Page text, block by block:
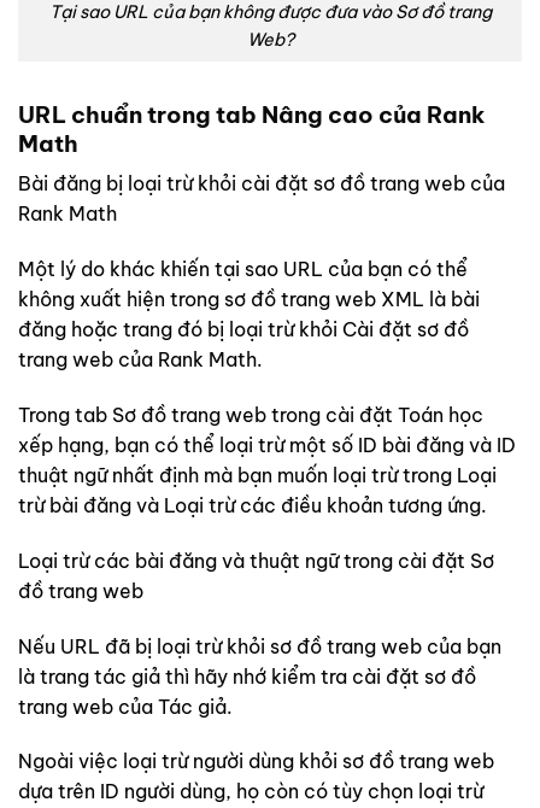
Tại sao URL của bạn không được đưa vào Sơ đồ trang
Web?
URL chuẩn trong tab Nâng cao của Rank
Math
Bài đăng bị loại trừ khỏi cài đặt sơ đồ trang web của
Rank Math
Một lý do khác khiến tại sao URL của bạn có thể
không xuất hiện trong sơ đồ trang web XML là bài
đăng hoặc trang đó bị loại trừ khỏi Cài đặt sơ đồ
trang web của Rank Math.
Trong tab Sơ đồ trang web trong cài đặt Toán học
xếp hạng, bạn có thể loại trừ một số ID bài đăng và ID
thuật ngữ nhất định mà bạn muốn loại trừ trong Loại
trừ bài đăng và Loại trừ các điều khoản tương ứng.
Loại trừ các bài đăng và thuật ngữ trong cài đặt Sơ
đồ trang web
Nếu URL đã bị loại trừ khỏi sơ đồ trang web của bạn
là trang tác giả thì hãy nhớ kiểm tra cài đặt sơ đồ
trang web của Tác giả.
Ngoài việc loại trừ người dùng khỏi sơ đồ trang web
dựa trên ID người dùng, họ còn có tùy chọn loại trừ